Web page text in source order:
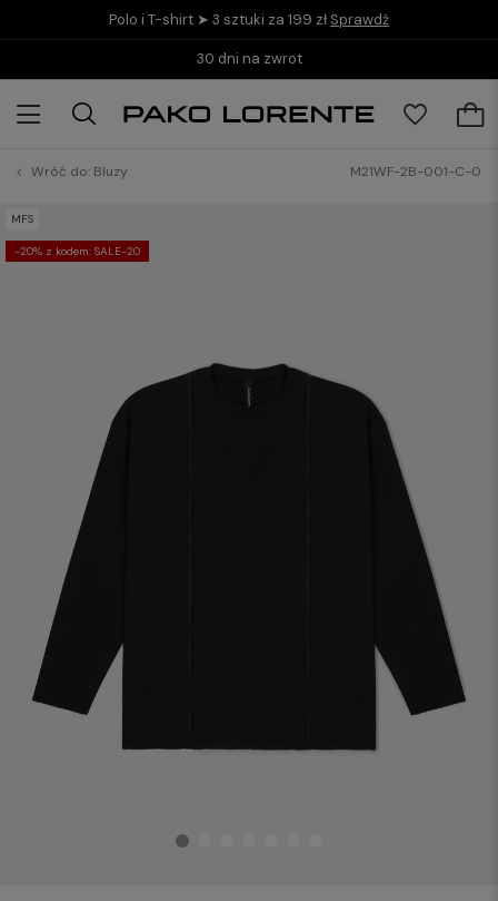
Polo i T-shirt ➤ 3 sztuki za 199 zł Sprawdź
30 dni na zwrot
Wróć do: Bluzy M21WF-2B-001-C-0
MFS
-20% z kodem: SALE-20